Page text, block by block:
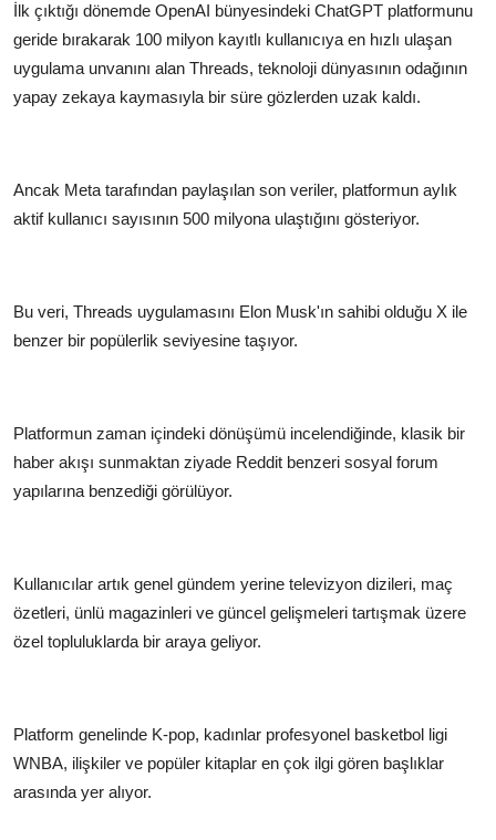
İlk çıktığı dönemde OpenAI bünyesindeki ChatGPT platformunu
geride bırakarak 100 milyon kayıtlı kullanıcıya en hızlı ulaşan
uygulama unvanını alan Threads, teknoloji dünyasının odağının
yapay zekaya kaymasıyla bir süre gözlerden uzak kaldı.
Ancak Meta tarafından paylaşılan son veriler, platformun aylık
aktif kullanıcı sayısının 500 milyona ulaştığını gösteriyor.
Bu veri, Threads uygulamasını Elon Musk'ın sahibi olduğu X ile
benzer bir popülerlik seviyesine taşıyor.
Platformun zaman içindeki dönüşümü incelendiğinde, klasik bir
haber akışı sunmaktan ziyade Reddit benzeri sosyal forum
yapılarına benzediği görülüyor.
Kullanıcılar artık genel gündem yerine televizyon dizileri, maç
özetleri, ünlü magazinleri ve güncel gelişmeleri tartışmak üzere
özel topluluklarda bir araya geliyor.
Platform genelinde K-pop, kadınlar profesyonel basketbol ligi
WNBA, ilişkiler ve popüler kitaplar en çok ilgi gören başlıklar
arasında yer alıyor.